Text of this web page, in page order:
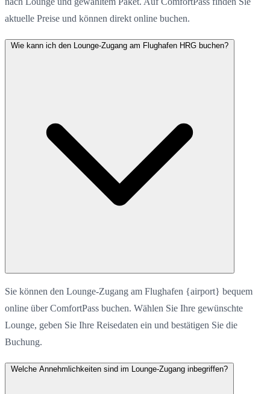
aktuelle Preise und können direkt online buchen.
Wie kann ich den Lounge-Zugang am Flughafen HRG buchen?
Sie können den Lounge-Zugang am Flughafen {airport} bequem
online über ComfortPass buchen. Wählen Sie Ihre gewünschte
Lounge, geben Sie Ihre Reisedaten ein und bestätigen Sie die
Buchung.
Welche Annehmlichkeiten sind im Lounge-Zugang inbegriffen?